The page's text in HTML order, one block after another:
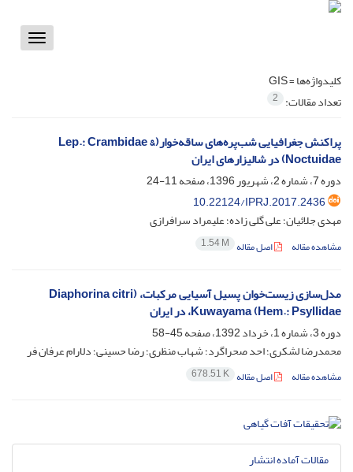
Toggle
کلیدواژه‌ها =GIS
تعداد مقالات: 2
پراکنش جغرافیایی شب‌پره‌های ساقه‌خوار(Lep.: Crambidae &
Noctuidae) در شالیزارهای ایران
دوره 7، شماره 2، شهریور 1396، صفحه
11-24
10.22124/IPRJ.2017.2436
مهدی جلائیان؛ علی گلی زاده؛ علیمراد سرافرازی
مشاهده مقاله اصل مقاله 1.54 M
مدل‌سازی زیست‌خوان پسیل آسیایی مرکبات، (Diaphorina citri
Kuwayama (Hem.: Psyllidae، در ایران
دوره 3، شماره 1، خرداد 1392، صفحه
45-58
محمدرضا لشکری؛ احد صحراگرد؛ شهاب منظری؛ رضا حسینی؛ دلارام عرفان فر
مشاهده مقاله اصل مقاله 678.51 K
مقالات آماده انتشار